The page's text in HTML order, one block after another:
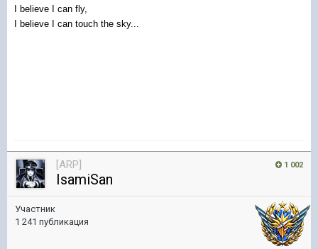
I believe I can fly,
I believe I can touch the sky...
1 002
[ARP]
IsamiSan
Участник
1 241 публикация